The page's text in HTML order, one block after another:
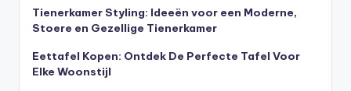
Tienerkamer Styling: Ideeën voor een Moderne,
Stoere en Gezellige Tienerkamer
Eettafel Kopen: Ontdek De Perfecte Tafel Voor
Elke Woonstijl